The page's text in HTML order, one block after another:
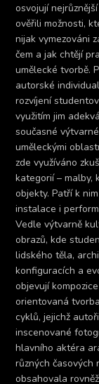
osvojují
ověřili možnosti,
nijak vymezováni
čem a jak chtějí
umělecké tvorbě.
autorské
rozvíjení
využitím jim
současné
uměleckými
zde využíváno
kategorií – malby,
objekty. Patří k
instalace i
Vedle výtvarně
obrazů, kde
lidského těla,
konfiguracích a
objevují
orientovaná
cyklů, jejichž
inscenované
hlavního aktéra
různých časových
obsahovala